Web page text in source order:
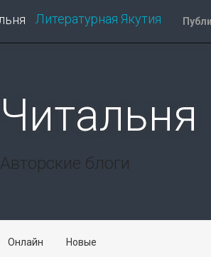
Литературная Якутия
Читальня
Авторские блоги
Онлайн Новые